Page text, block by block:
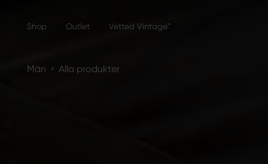
Shop Outlet Vetted Vintage™
Män › Alla produkter